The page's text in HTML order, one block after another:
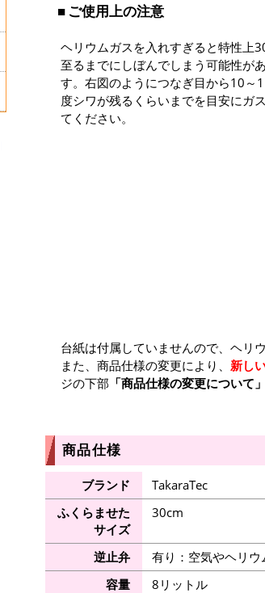
ご使用上の注意
ヘリウムガスを入れすぎると特性上
至るまでにしぼんでしまう可能性が
す。右図のようにつなぎ目から10～
度シワが残るくらいまでを目安にガ
てください。
台紙は付属していませんので、ヘリ
また、商品仕様の変更により、 新し
ジの下部 「商品仕様の変更について」
商品仕様
ブランド
TakaraTec
ふくらませた
サイズ
30cm
逆止弁
有り：空気やヘリウ
容量
8リットル